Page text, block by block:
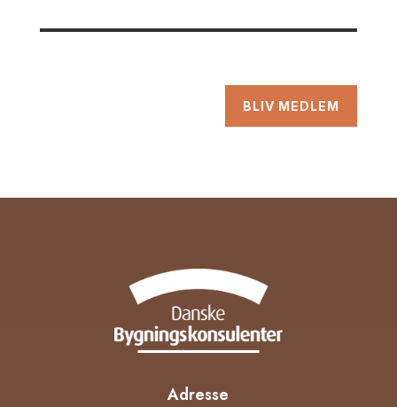
BLIV MEDLEM
Adresse